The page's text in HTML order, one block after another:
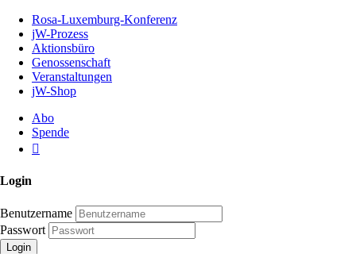
Inhalt
Seite
Rosa-Luxemburg-Konferenz
jW-Prozess
Aktionsbüro
Genossenschaft
Veranstaltungen
jW-Shop
Abo
Spende
Login
Benutzername
Passwort
Login